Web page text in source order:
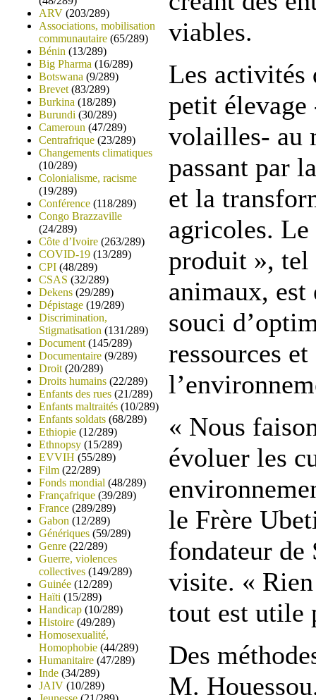
ARV (203/289)
Associations, mobilisation
communautaire (65/289)
Bénin (13/289)
Big Pharma (16/289)
Botswana (9/289)
Brevet (83/289)
Burkina (18/289)
Burundi (30/289)
Cameroun (47/289)
Centrafrique (23/289)
Changements climatiques
(10/289)
Colonialisme, racisme
(19/289)
Conférence (118/289)
Congo Brazzaville
(24/289)
Côte d’Ivoire (263/289)
COVID-19 (13/289)
CPI (48/289)
CSAS (32/289)
Dekens (29/289)
Dépistage (19/289)
Discrimination,
Stigmatisation (131/289)
Document (145/289)
Documentaire (9/289)
Droit (20/289)
Droits humains (22/289)
Enfants des rues (21/289)
Enfants maltraités (10/289)
Enfants soldats (68/289)
Ethiopie (12/289)
Ethnopsy (15/289)
EVVIH (55/289)
Film (22/289)
Fonds mondial (48/289)
Françafrique (39/289)
France (289/289)
Gabon (12/289)
Génériques (59/289)
Genre (22/289)
Guerre, violences
collectives (149/289)
Guinée (12/289)
Haïti (15/289)
Handicap (10/289)
Histoire (49/289)
Homosexualité,
Homophobie (44/289)
Humanitaire (47/289)
Inde (34/289)
JAIV (10/289)
viables.
Les activités
petit
volailles- au
passant par
et la
agricoles.
produit », tel
animaux, est
souci
ressources
« Nous
évoluer les
le Frère
fondateur de
visite. «
tout est utile
Des
M.